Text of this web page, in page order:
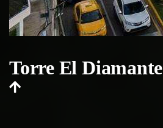
Torre El Diamante